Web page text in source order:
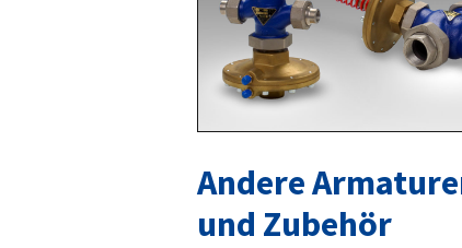
Andere
und Zubehör